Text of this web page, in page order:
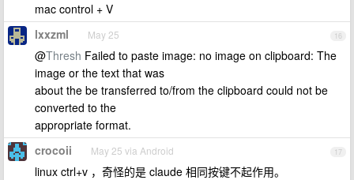
mac control + V
16
lxxzml May 25
@Thresh Failed to paste image: no image on clipboard: The
image or the text that was
about the be transferred to/from the clipboard could not be
converted to the
appropriate format.
17
crocoii May 25 via Android
linux ctrl+v ，奇怪的是 claude 相同按键不起作用。